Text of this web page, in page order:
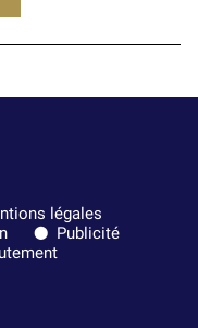
légales
Publicité